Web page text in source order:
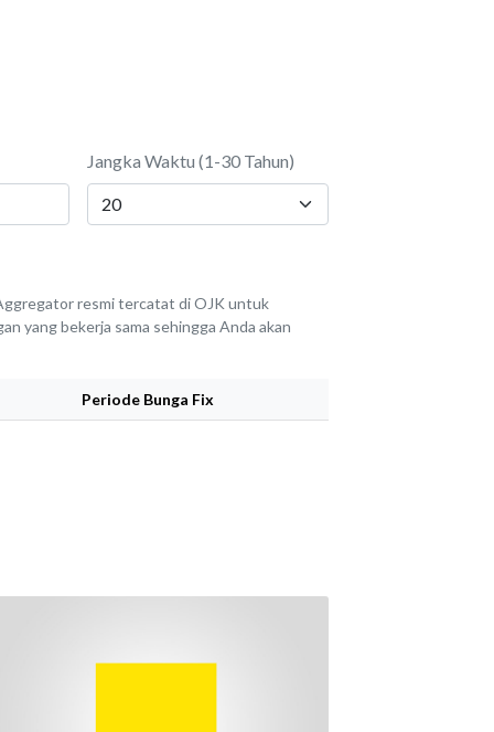
Jangka Waktu (1-30 Tahun)
resmi tercatat di OJK untuk
yang bekerja sama sehingga Anda akan
Periode Bunga Fix